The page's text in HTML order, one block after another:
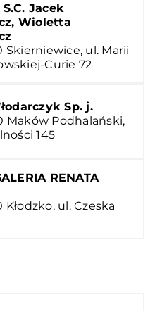
Jacek
Wioletta
Skierniewice, ul. Marii
Curie 72
Sp. j.
Maków Podhalański,
145
RENATA
Kłodzko, ul. Czeska